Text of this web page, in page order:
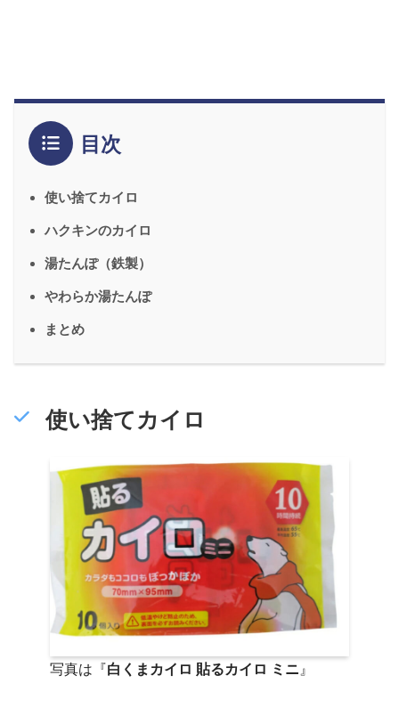
目次
使い捨てカイロ
ハクキンのカイロ
湯たんぽ（鉄製）
やわらか湯たんぽ
まとめ
使い捨てカイロ
写真は『白くまカイロ 貼るカイロ ミニ 』